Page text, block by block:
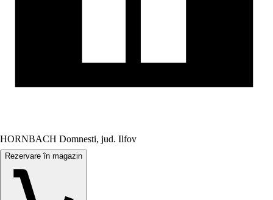
HORNBACH Domnesti, jud. Ilfov
Rezervare în magazin